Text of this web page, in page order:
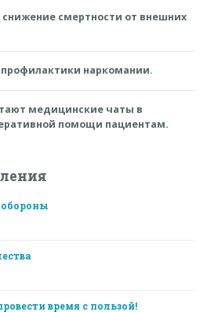
смертности от внешних
профилактики наркомании.
медицинские чаты в
помощи пациентам.
время с пользой!